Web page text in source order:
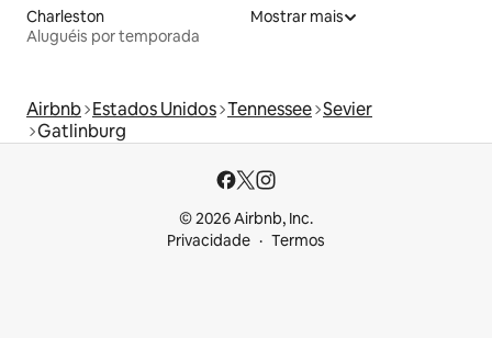
Charleston
Aluguéis por temporada
Mostrar mais
Airbnb Estados Unidos Tennessee Sevier
Gatlinburg
© 2026 Airbnb, Inc.
Privacidade
Termos